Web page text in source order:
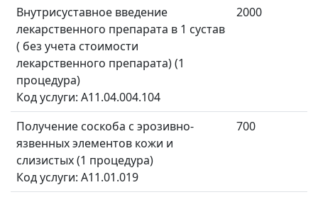
Внутрисуставное введение
лекарственного препарата в 1 сустав
( без учета стоимости
лекарственного препарата) (1
процедура)
Код услуги: A11.04.004.104
2000
Получение соскоба с эрозивно-
язвенных элементов кожи и
слизистых (1 процедура)
Код услуги: A11.01.019
700